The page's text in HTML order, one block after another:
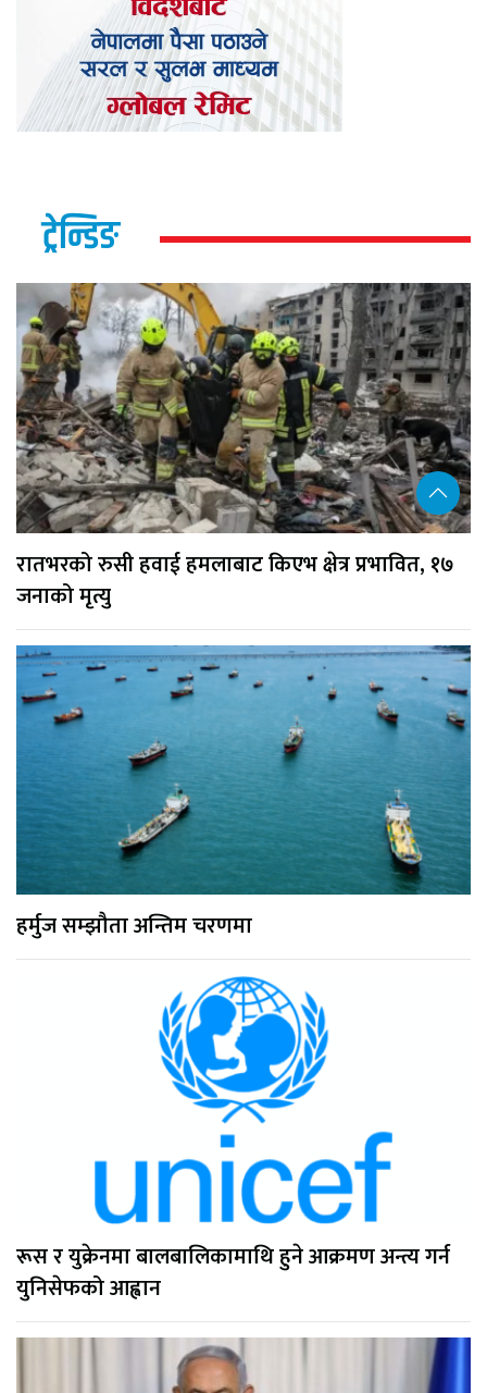
ट्रेन्डिङ
रातभरको रुसी हवाई हमलाबाट किएभ क्षेत्र प्रभावित, १७
जनाको मृत्यु
हर्मुज सम्झौता अन्तिम चरणमा
रूस र युक्रेनमा बालबालिकामाथि हुने आक्रमण अन्त्य गर्न
युनिसेफको आह्वान